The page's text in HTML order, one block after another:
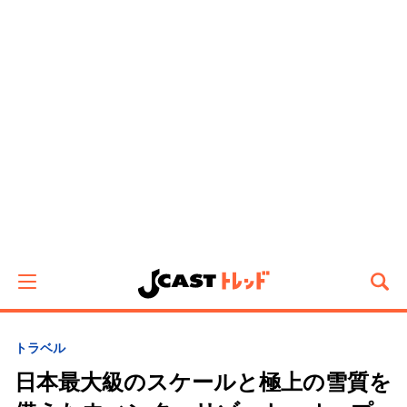
トラベル
日本最大級のスケールと極上の雪質を